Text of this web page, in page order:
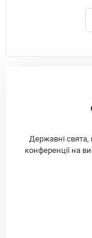
Державні свята,
конференції на